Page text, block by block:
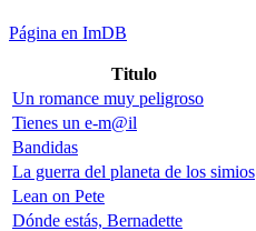
Página en ImDB
Titulo
Un romance muy peligroso
Tienes un e-m@il
Bandidas
La guerra del planeta de los simios
Lean on Pete
Dónde estás, Bernadette